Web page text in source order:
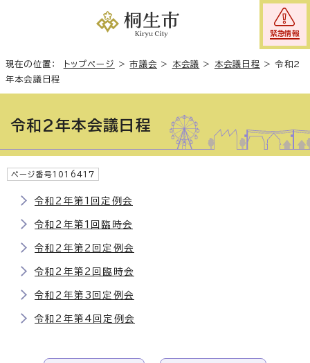
緊急情報
現在の位置： トップページ >市議会 > 本会議 > 本会議日程 >令和2
年本会議日程
令和2年本会議日程
ページ番号1016417
令和2年第1回定例会
令和2年第1回臨時会
令和2年第2回定例会
令和2年第2回臨時会
令和2年第3回定例会
令和2年第4回定例会